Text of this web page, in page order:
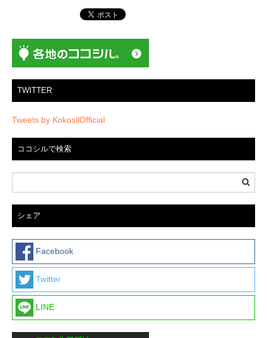
ン
TWITTER
Tweets by KokosilOfficial
ココシルで検索
シェア
Facebook
Twitter
LINE